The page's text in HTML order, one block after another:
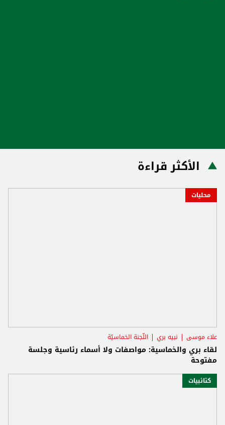
الأكثر قراءة
محليات
علاء موسى نبيه بري اللّجنة الخماسيّة
لقاء بري والخماسية: مواصفات ولا أسماء رئاسية وجلسة
مفتوحة
كتائبيات